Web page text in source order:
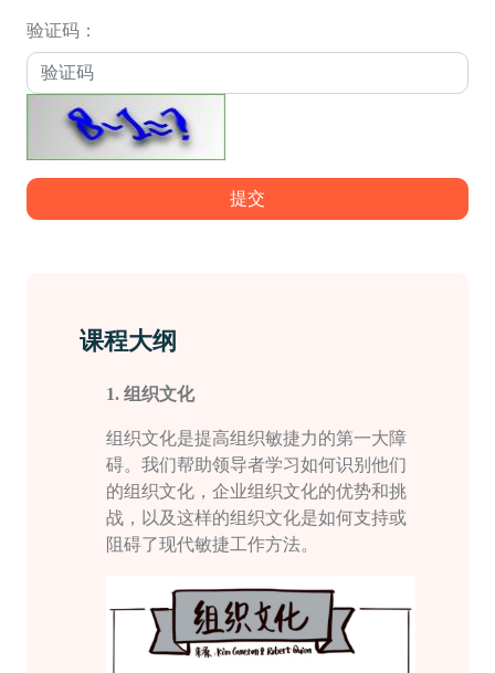
验证码：
提交
课程大纲
1. 组织文化
组织文化是提高组织敏捷力的第一大障
碍。我们帮助领导者学习如何识别他们
的组织文化，企业组织文化的优势和挑
战，以及这样的组织文化是如何支持或
阻碍了现代敏捷工作方法。